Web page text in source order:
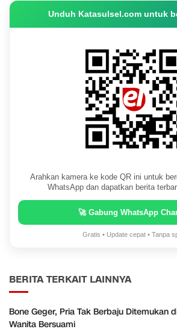
Unduh Katasulsel.com untuk
Arahkan kamera ke kode QR ini untuk
WhatsApp dan dapatkan berita
🚀 Gabung WhatsApp
Gratis • Update cepat • Tanpa
BERITA TERKAIT LAINNYA
Bone Geger, Pria Tak Berbaju Ditemukan
Wanita Bersuami